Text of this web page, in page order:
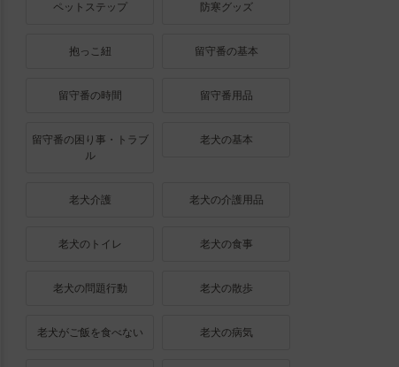
ペットステップ 防寒グッズ
抱っこ紐 留守番の基本
留守番の時間 留守番用品
留守番の困り事・トラブ
ル
老犬の基本
老犬介護 老犬の介護用品
老犬のトイレ 老犬の食事
老犬の問題行動 老犬の散歩
老犬がご飯を食べない 老犬の病気